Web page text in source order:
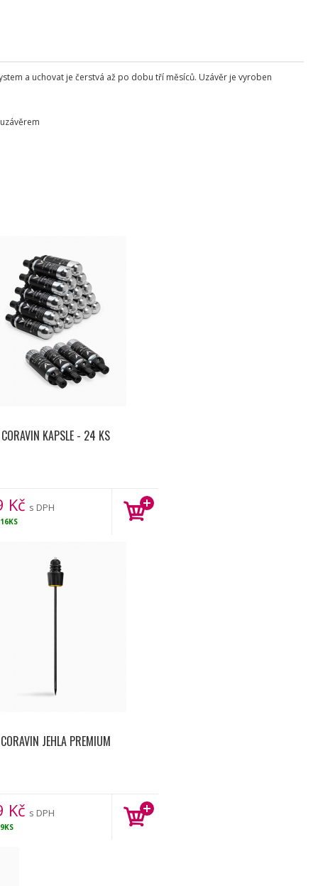
a uchovat je čerstvá až po dobu tří měsíců. Uzávěr je vyroben
CORAVIN KAPSLE - 24 KS
Kč s DPH
16KS
CORAVIN JEHLA PREMIUM
Kč s DPH
9KS